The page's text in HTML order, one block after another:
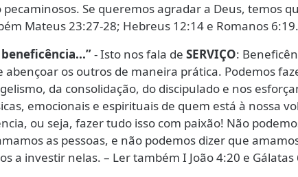
Se queremos agradar a Deus, temos
Mateus 23:27-28; Hebreus 12:14 e Romanos 6:19.
- Isto nos fala de SERVIÇO:
abençoar os outros de maneira prática. Podemos
da consolidação, do discipulado e nos
emocionais e espirituais de quem está à nossa
ou seja, fazer tudo isso com paixão! Não
as pessoas, e não podemos dizer que
a investir nelas. – Ler também I João 4:20 e Gálatas